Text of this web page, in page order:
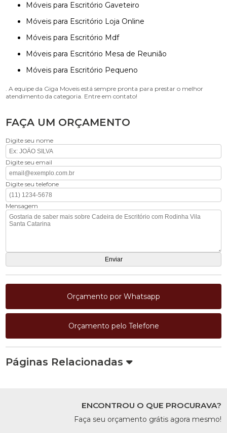
Móveis para Escritório Gaveteiro
Móveis para Escritório Loja Online
Móveis para Escritório Mdf
Móveis para Escritório Mesa de Reunião
Móveis para Escritório Pequeno
. A equipe da Giga Moveis está sempre pronta para prestar o melhor
atendimento da categoria. Entre em contato!
FAÇA UM ORÇAMENTO
Digite seu nome
Digite seu email
Digite seu telefone
Mensagem
Orçamento por Whatsapp
Orçamento pelo Telefone
Páginas Relacionadas
ENCONTROU O QUE PROCURAVA?
Faça seu orçamento grátis agora mesmo!